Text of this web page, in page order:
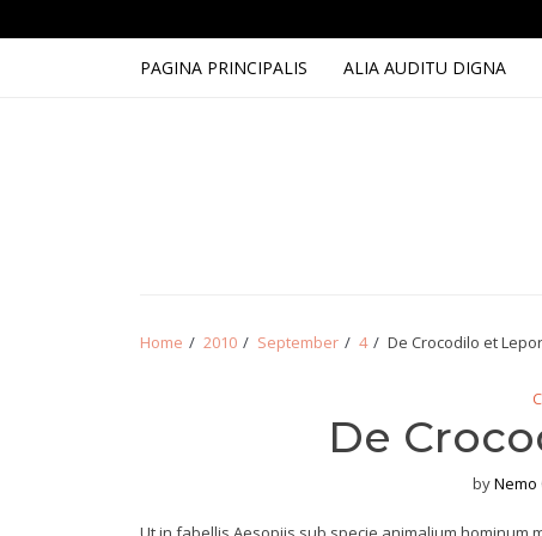
PAGINA PRINCIPALIS ALIA AUDITU DIGNA
Home 2010 September 4 De Crocodilo et
De
byNemo